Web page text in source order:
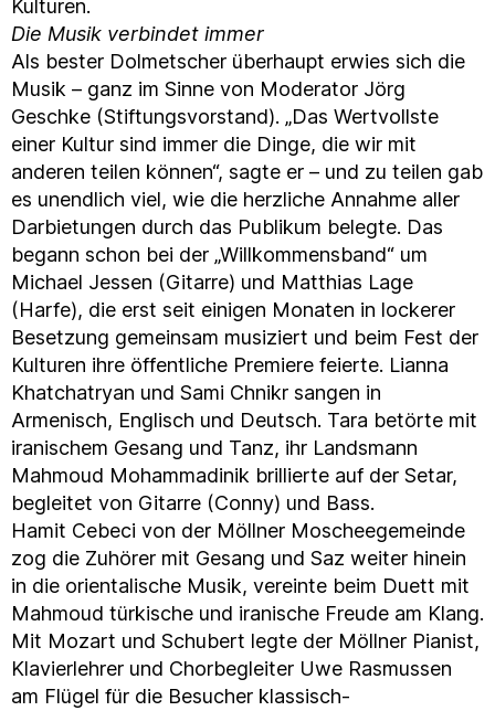
Kulturen.
Die Musik verbindet immer
Als bester Dolmetscher überhaupt erwies sich die
Musik – ganz im Sinne von Moderator Jörg
Geschke (Stiftungsvorstand). „Das Wertvollste
einer Kultur sind immer die Dinge, die wir mit
anderen teilen können“, sagte er – und zu teilen gab
es unendlich viel, wie die herzliche Annahme aller
Darbietungen durch das Publikum belegte. Das
begann schon bei der „Willkommensband“ um
Michael Jessen (Gitarre) und Matthias Lage
(Harfe), die erst seit einigen Monaten in lockerer
Besetzung gemeinsam musiziert und beim Fest der
Kulturen ihre öffentliche Premiere feierte. Lianna
Khatchatryan und Sami Chnikr sangen in
Armenisch, Englisch und Deutsch. Tara betörte mit
iranischem Gesang und Tanz, ihr Landsmann
Mahmoud Mohammadinik brillierte auf der Setar,
begleitet von Gitarre (Conny) und Bass.
Hamit Cebeci von der Möllner Moscheegemeinde
zog die Zuhörer mit Gesang und Saz weiter hinein
in die orientalische Musik, vereinte beim Duett mit
Mahmoud türkische und iranische Freude am Klang.
Mit Mozart und Schubert legte der Möllner Pianist,
Klavierlehrer und Chorbegleiter Uwe Rasmussen
am Flügel für die Besucher klassisch-